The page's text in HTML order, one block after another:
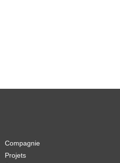
Compagnie
Projets